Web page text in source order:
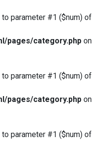
to parameter #1 ($num) of
pages/category.php on
to parameter #1 ($num) of
pages/category.php on
to parameter #1 ($num) of